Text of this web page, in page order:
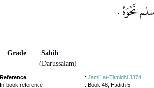
نَحْوَهُ ‏.‏
Grade:
Sahih
(Darussalam)
Reference : Jami` at-Tirmidhi 3374
In-book reference
: Book 48, Hadith 5